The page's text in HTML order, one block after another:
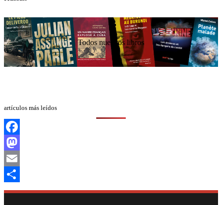
Todos nuestros libros
artículos más leídos
Facebook
Mastodon
Email
Compartir